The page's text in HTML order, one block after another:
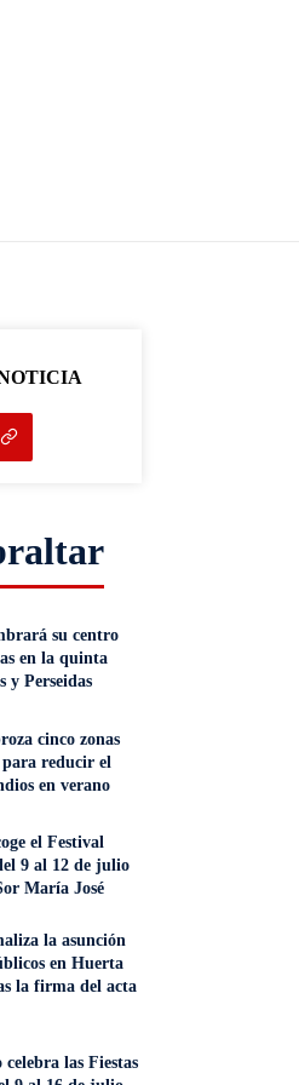
su centro
en la quinta
y Perseidas
cinco zonas
reducir el
en verano
el Festival
9 al 12 de julio
María José
la asunción
en Huerta
la firma del acta
las Fiestas